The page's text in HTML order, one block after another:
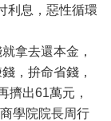
利息，惡性循環
拿去還本金，
，拚命省錢，
擠出61萬元，
學院院長周行